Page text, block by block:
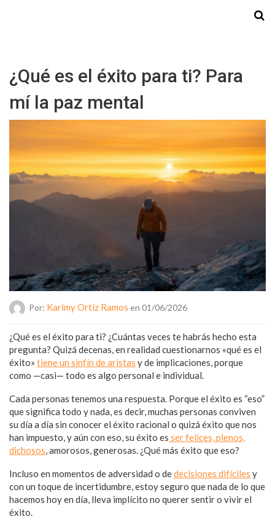
¿Qué es el éxito para ti? Para
mí la paz mental
Por: Karimy Ortíz Ramos en 01/06/2026
¿Qué es el éxito para ti? ¿Cuántas veces te habrás hecho esta
pregunta? Quizá decenas, en realidad cuestionarnos «qué es el
éxito» tiene un sinfín de aristas y de implicaciones, porque
como —casi— todo es algo personal e individual.
Cada personas tenemos una respuesta. Porque el éxito es “eso”
que significa todo y nada, es decir, muchas personas conviven
su día a día sin conocer el éxito racional o quizá éxito que nos
han impuesto, y aún con eso, su éxito es ser felices, plenos,
dichosos, amorosos, generosas. ¿Qué más éxito que eso?
Incluso en momentos de adversidad o dedecisiones difíciles y
con un toque de incertidumbre, estoy seguro que nada de lo que
hacemos hoy en día, lleva implícito no querer sentir o vivir el
éxito.